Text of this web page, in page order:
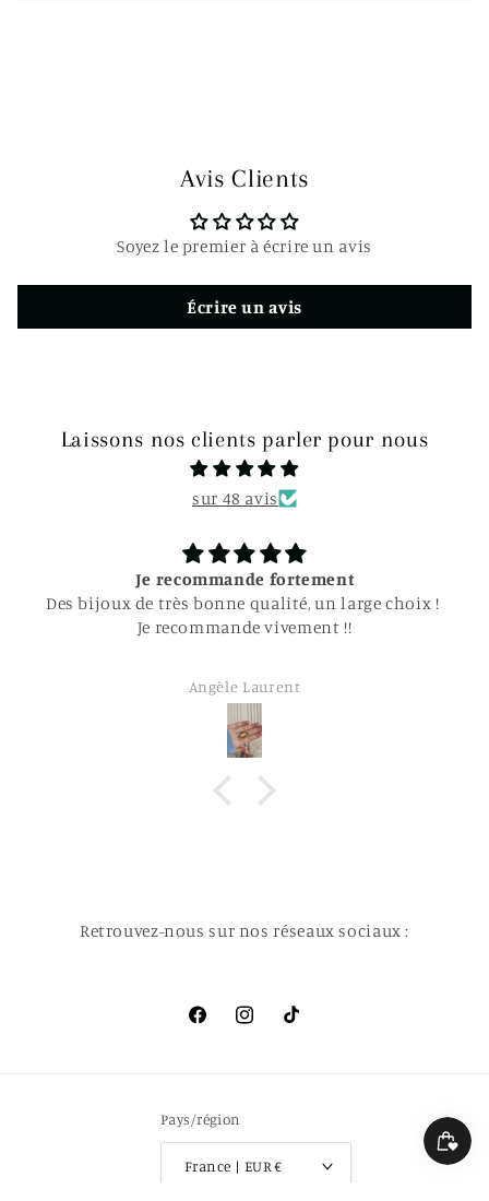
b
Avis Clients
Soyez le premier à écrire un avis
Écrire un avis
Laissons nos clients parler pour nous
sur 48 avis
Je recommande fortement
Des bijoux de très bonne qualité, un large choix !
Je recommande vivement !!
Angèle Laurent
Retrouvez-nous sur nos réseaux sociaux :
FacebookInstagramTikTok
Pays/région
France | EUR €